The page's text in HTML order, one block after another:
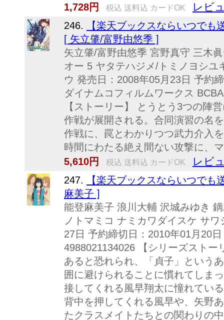
1,728円
税込 送料込 カードOK レビ
246.
【楽天ブックスならいつで
[ 矢立肇/富野由悠季 ]
矢立肇/富野由悠季 宮野真守 三木
オー 5 ヤタテハジメ/トミノヨシ
ウ 発売日：2008年05月23日 予約
ダイナムコフィルムワークス
【ストーリー】 とうとう3つの陣
作戦が展開される。合同演習の名
作戦に、罠とわかりつつ武力介入
時間にわたる絶え間ない攻撃に、
5,610円
税込 送料込 カードOK レビ
247.
【楽天ブックスならいつで
麻美子 ]
能登麻美子 浪川大輔 沢城みゆき
ノトマミコ ナミカワダイスケ サ
27日 予約締切日：2010年01月20
4988021134026 【シリーズスト
あると恐れられ、「貞子」という
囲に避けられることに慣れてしま
接してくれる風早翔太に憧れてい
背中を押してくれる風早や、矢野
たクラスメイトたちとの関わりの